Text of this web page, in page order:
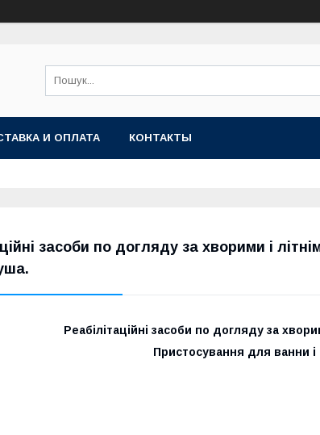
И ОПЛАТА КОНТАКТЫ
засоби по догляду за хворими і
Реабілітаційні засоби по догляду за
Пристосування для ванни